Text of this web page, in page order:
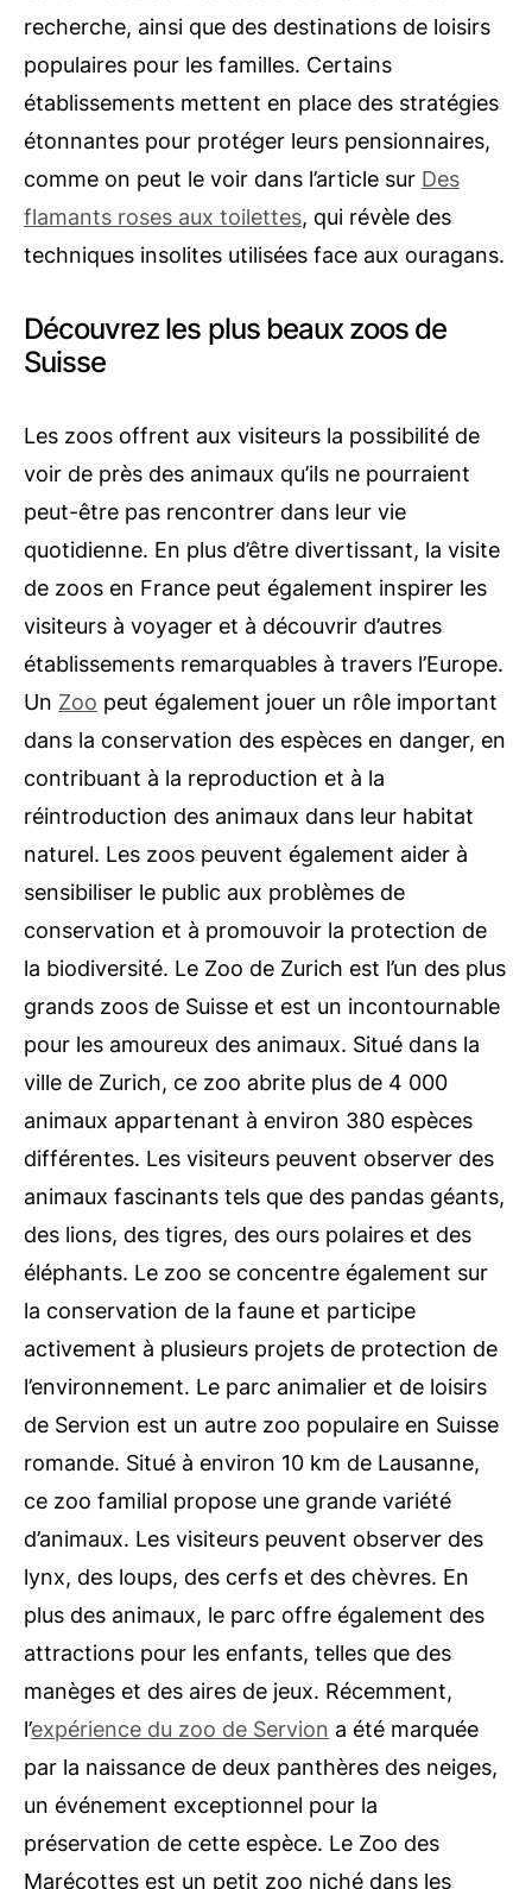
recherche, ainsi que des destinations de loisirs
populaires pour les familles. Certains
établissements mettent en place des stratégies
étonnantes pour protéger leurs pensionnaires,
comme on peut le voir dans l’article sur Des
flamants roses aux toilettes, qui révèle des
techniques insolites utilisées face aux ouragans.
Découvrez les plus beaux zoos de
Suisse
Les zoos offrent aux visiteurs la possibilité de
voir de près des animaux qu’ils ne pourraient
peut-être pas rencontrer dans leur vie
quotidienne. En plus d’être divertissant, la visite
de zoos en France peut également inspirer les
visiteurs à voyager et à découvrir d’autres
établissements remarquables à travers l’Europe.
Un Zoo peut également jouer un rôle important
dans la conservation des espèces en danger, en
contribuant à la reproduction et à la
réintroduction des animaux dans leur habitat
naturel. Les zoos peuvent également aider à
sensibiliser le public aux problèmes de
conservation et à promouvoir la protection de
la biodiversité. Le Zoo de Zurich est l’un des plus
grands zoos de Suisse et est un incontournable
pour les amoureux des animaux. Situé dans la
ville de Zurich, ce zoo abrite plus de 4 000
animaux appartenant à environ 380 espèces
différentes. Les visiteurs peuvent observer des
animaux fascinants tels que des pandas géants,
des lions, des tigres, des ours polaires et des
éléphants. Le zoo se concentre également sur
la conservation de la faune et participe
activement à plusieurs projets de protection de
l’environnement. Le parc animalier et de loisirs
de Servion est un autre zoo populaire en Suisse
romande. Situé à environ 10 km de Lausanne,
ce zoo familial propose une grande variété
d’animaux. Les visiteurs peuvent observer des
lynx, des loups, des cerfs et des chèvres. En
plus des animaux, le parc offre également des
attractions pour les enfants, telles que des
manèges et des aires de jeux. Récemment,
l’expérience du zoo de Servion a été marquée
par la naissance de deux panthères des neiges,
un événement exceptionnel pour la
préservation de cette espèce. Le Zoo des
Marécottes est un petit zoo niché dans les